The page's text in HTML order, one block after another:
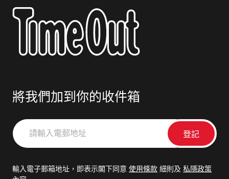
將我們加到你的收件箱
請
輸
郵
輸入電子郵箱地址，即表示閣下同意 使用條款 細則及 私隱政策